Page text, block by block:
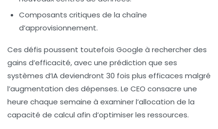
Composants critiques de la chaîne
d’approvisionnement.
Ces défis poussent toutefois Google à rechercher des
gains d’efficacité, avec une prédiction que ses
systèmes d’IA deviendront 30 fois plus efficaces malgré
l’augmentation des dépenses. Le CEO consacre une
heure chaque semaine à examiner l’allocation de la
capacité de calcul afin d’optimiser les ressources.